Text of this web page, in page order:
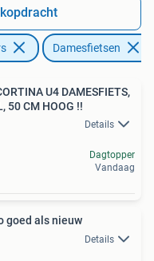
Damesfietsen
U4 DAMESFIETS,
50 CM HOOG !!
Details
Dagtopper
Vandaag
goed als nieuw
Details